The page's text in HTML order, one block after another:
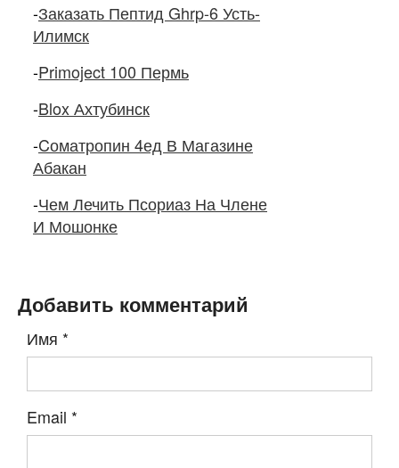
-Заказать Пептид Ghrp-6 Усть-
Илимск
-Primoject 100 Пермь
-Blox Ахтубинск
-Cоматропин 4ед В Магазине
Абакан
-Чем Лечить Псориаз На Члене
И Мошонке
Добавить комментарий
Имя *
Email *